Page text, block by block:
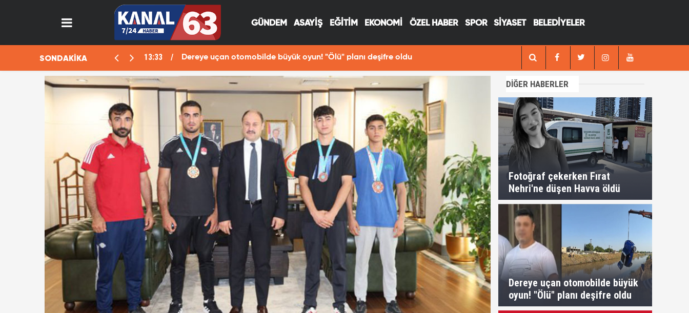
GÜNDEM ASAYİŞ EĞİTİM EKONOMİ ÖZEL HABER SPOR SİYASET BELEDİYELER
SONDAKİKA 13:33 Dereye uçan otomobilde büyük oyun! "Ölü" planı deşifre oldu Fotoğraf çekerken Fırat Nehri'ne düşen
DİĞER HABERLER
Fotoğraf çekerken Fırat
Nehri'ne düşen Havva öldü
Dereye uçan otomobilde büyük
oyun! "Ölü" planı deşifre oldu